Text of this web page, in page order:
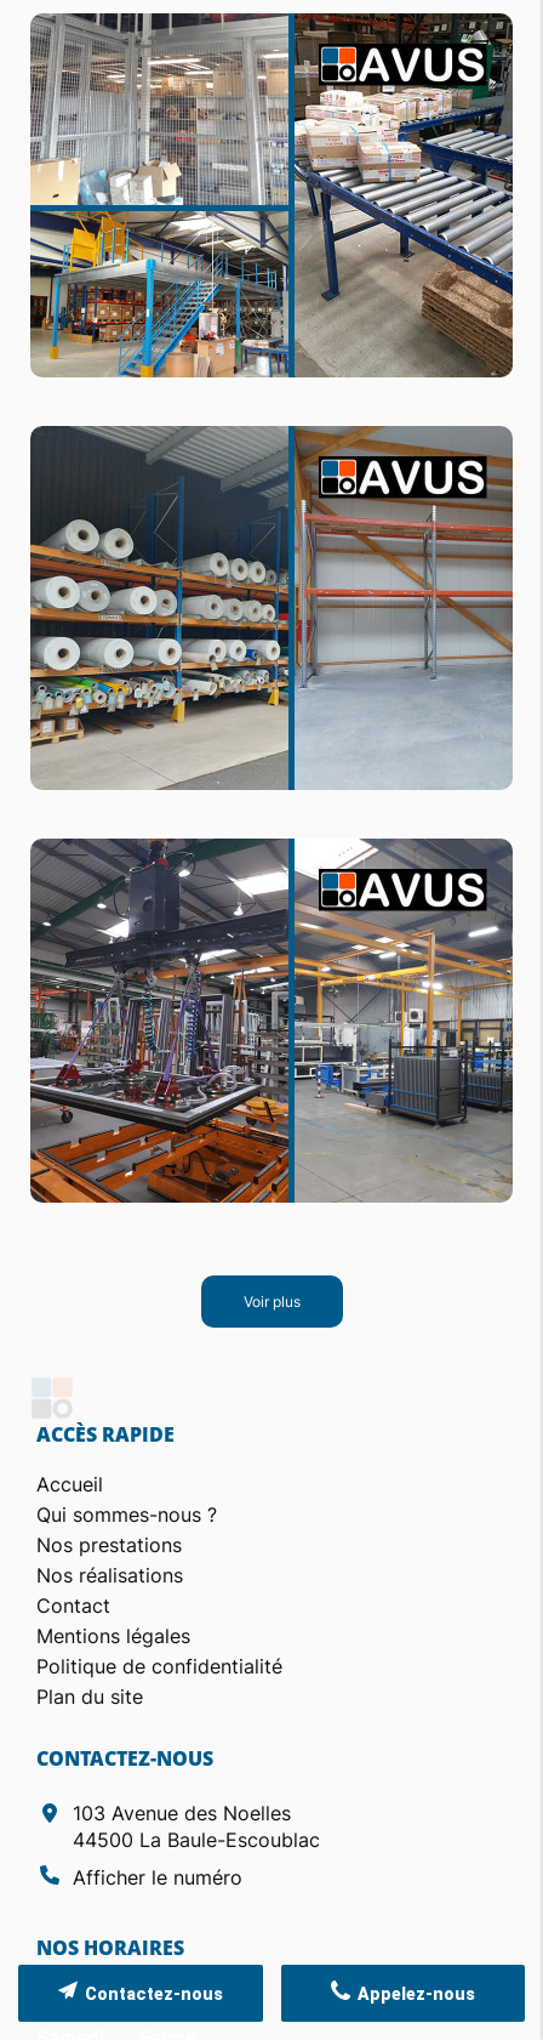
Voir plus
ACCÈS RAPIDE
Accueil
Qui sommes-nous ?
Nos prestations
Nos réalisations
Contact
Mentions légales
Politique de confidentialité
Plan du site
CONTACTEZ-NOUS
103 Avenue des Noelles
44500 La Baule-Escoublac
Afficher le numéro
NOS HORAIRES
Fermé actuellement Appelez-nous
Contactez-nous